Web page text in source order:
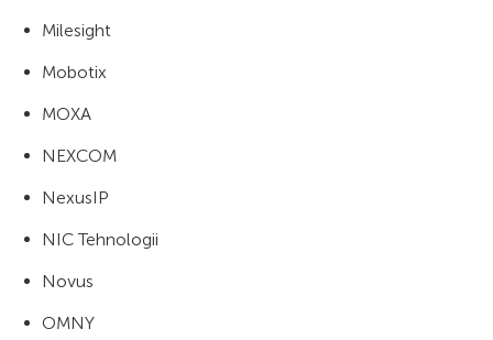
Milesight
Mobotix
MOXA
NEXCOM
NexusIP
NIC Tehnologii
Novus
OMNY